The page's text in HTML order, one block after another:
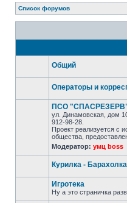
Список форумов
Общий
Операторы и
ПСО
ул. Динамовская, дом
912-98-28.
Проект реализуется с
общества,
Модератор: умц boss
Курилка - Барахолка
Игротека
Ну а это страничка